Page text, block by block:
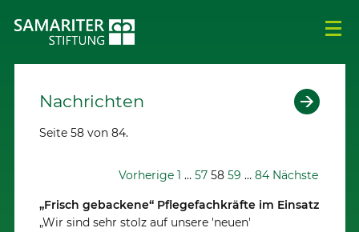
Nachrichten
Seite 58 von 84.
Vorherige 1 … 57 58 59 … 84 Nächste
„Frisch gebackene“ Pflegefachkräfte im Einsatz
„Wir sind sehr stolz auf unsere 'neuen'